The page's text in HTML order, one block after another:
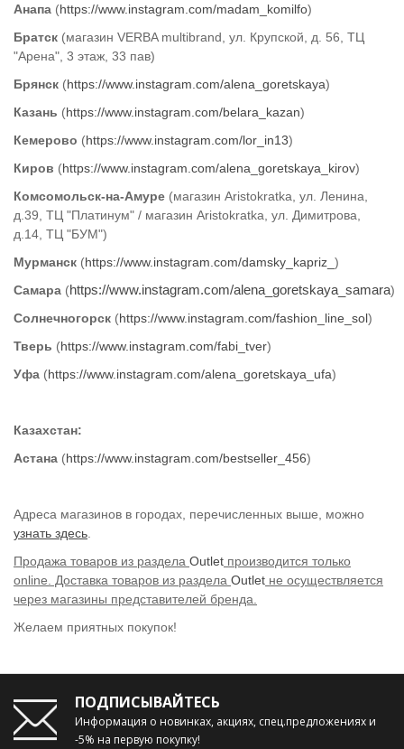
Анапа (https://www.instagram.com/madam_komilfo)
Братск (магазин VERBA multibrand, ул. Крупской, д. 56, ТЦ
"Арена", 3 этаж, 33 пав)
Брянск (https://www.instagram.com/alena_goretskaya)
Казань (https://www.instagram.com/belara_kazan)
Кемерово (https://www.instagram.com/lor_in13)
Киров (https://www.instagram.com/alena_goretskaya_kirov)
Комсомольск-на-Амуре (магазин Aristokratka, ул. Ленина,
д.39, ТЦ "Платинум" / магазин Aristokratka, ул. Димитрова,
д.14, ТЦ "БУМ")
Мурманск (https://www.instagram.com/damsky_kapriz_ )
Самара (https://www.instagram.com/alena_goretskaya_samara)
Cолнечногорск (https://www.instagram.com/fashion_line_sol)
Тверь (https://www.instagram.com/fabi_tver)
Уфа (https://www.instagram.com/alena_goretskaya_ufa)
Казахстан:
Астана (https://www.instagram.com/bestseller_456)
Адреса магазинов в городах, перечисленных выше, можно
узнать здесь
Продажа товаров из раздела Outlet производится только
online. Доставка товаров из раздела Outlet не осуществляется
через магазины представителей бренда.
Желаем приятных покупок!
ПОДПИСЫВАЙТЕСЬ
Информация о новинках, акциях, спец.предложениях и
-5% на первую покупку!